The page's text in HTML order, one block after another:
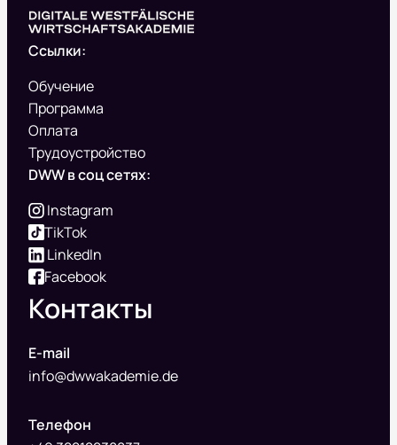
Ссылки:
Обучение
Программа
Оплата
Трудоустройство
DWW в соц сетях:
Instagram
TikTok
LinkedIn
Facebook
Контакты
E-mail
info@dwwakademie.de
Телефон